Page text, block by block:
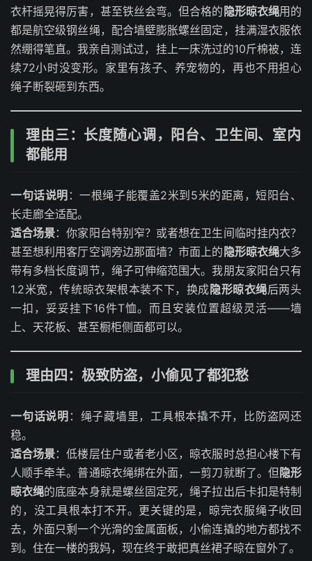
衣杆摇晃得厉害，甚至铁丝会弯。但合格的 隐形晾衣绳用的
都是航空级钢丝绳，配合墙壁膨胀螺丝固定，挂满湿衣服依
然绷得笔直。我亲自测试过，挂上一床洗过的10斤棉被，连
续72小时没变形。家里有孩子、养宠物的，再也不用担心
绳子断裂砸到东西。
理由三：长度随心调，阳台、卫生间、室内
都能用
一句话说明 ：一根绳子能覆盖2米到5米的距离，短阳台、
长走廊全适配。
适合场景：你家阳台特别窄？或者想在卫生间临时挂内衣？
甚至想利用客厅空调旁边那面墙？市面上的 隐形晾衣绳大多
带有多档长度调节，绳子可伸缩范围大。我朋友家阳台只有
1.2米宽，传统晾衣架根本装不下，换成 隐形晾衣绳后两头
一扣，妥妥挂下16件T恤。而且安装位置超级灵活——墙
上、天花板、甚至橱柜侧面都可以。
理由四：极致防盗，小偷见了都犯愁
一句话说明 ：绳子藏墙里，工具根本撬不开，比防盗网还
稳。
适合场景：低楼层住户或者老小区，晾衣服时总担心楼下有
人顺手牵羊。普通晾衣绳绑在外面，一剪刀就断了。但 隐形
晾衣绳的底座本身就是螺丝固定死，绳子拉出后卡扣是特制
的，没工具根本打不开。更关键的是，晾完衣服绳子收回
去，外面只剩一个光滑的金属面板，小偷连撬的地方都找不
到。住在一楼的我妈，现在终于敢把真丝裙子晾在窗外了。